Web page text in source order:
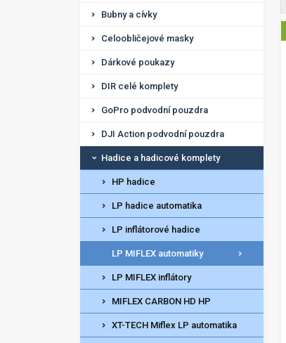
Bubny a cívky
Celoobličejové masky
Dárkové poukazy
DIR celé komplety
GoPro podvodní pouzdra
DJI Action podvodní pouzdra
Hadice a hadicové komplety
HP hadice
LP hadice automatika
LP inflátorové hadice
LP MIFLEX automatiky
LP MIFLEX inflátory
MIFLEX CARBON HD HP
XT-TECH Miflex LP automatika